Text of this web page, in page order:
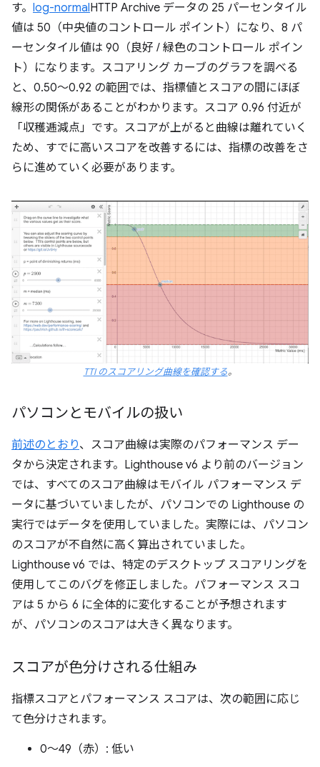
す。 log-normalHTTP Archive データの 25 パーセンタイル
値は 50（中央値のコントロール ポイント）になり、8 パ
ーセンタイル値は 90（良好 / 緑色のコントロール ポイン
ト）になります。スコアリング カーブのグラフを調べる
と、0.50～0.92 の範囲では、指標値とスコアの間にほぼ
線形の関係があることがわかります。スコア 0.96 付近が
「収穫逓減点」です。スコアが上がると曲線は離れていく
ため、すでに高いスコアを改善するには、指標の改善をさ
らに進めていく必要があります。
TTI のスコアリング曲線を確認する。
パソコンとモバイルの扱い
前述のとおり、スコア曲線は実際のパフォーマンス デー
タから決定されます。Lighthouse v6 より前のバージョン
では、すべてのスコア曲線はモバイル パフォーマンス デ
ータに基づいていましたが、パソコンでの Lighthouse の
実行ではデータを使用していました。実際には、パソコン
のスコアが不自然に高く算出されていました。
Lighthouse v6 では、特定のデスクトップ スコアリングを
使用してこのバグを修正しました。パフォーマンス スコ
アは 5 から 6 に全体的に変化することが予想されます
が、パソコンのスコアは大きく異なります。
スコアが色分けされる仕組み
指標スコアとパフォーマンス スコアは、次の範囲に応じ
て色分けされます。
0～49（赤）: 低い